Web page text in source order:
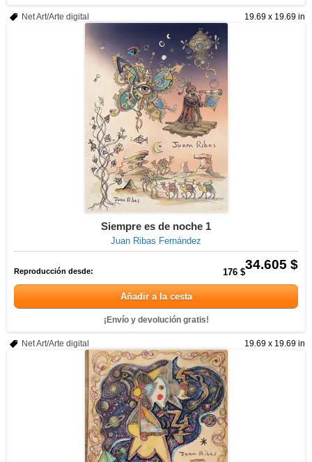
19.69 x 19.69 in
Net Art/Arte digital
Siempre es de noche 1
Juan Ribas Fernández
34.605 $
Reproducción desde: 176 $
Añadir a la cesta
¡Envío y devolución gratis!
19.69 x 19.69 in
Net Art/Arte digital